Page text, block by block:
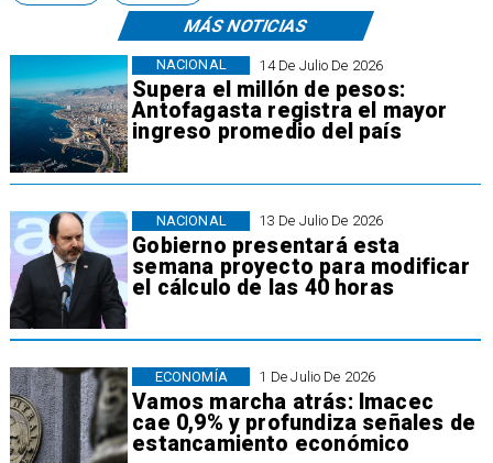
MÁS NOTICIAS
14 De Julio De 2026
Supera el millón de pesos:
Antofagasta registra el mayor
ingreso promedio del país
NACIONAL
13 De Julio De 2026
Gobierno presentará esta
semana proyecto para modificar
el cálculo de las 40 horas
NACIONAL
1 De Julio De 2026
Vamos marcha atrás: Imacec
cae 0,9% y profundiza señales de
estancamiento económico
ECONOMÍA